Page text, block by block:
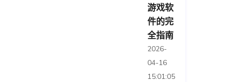
游戏软
件的完
全指南
2026-
04-16
15:01:05